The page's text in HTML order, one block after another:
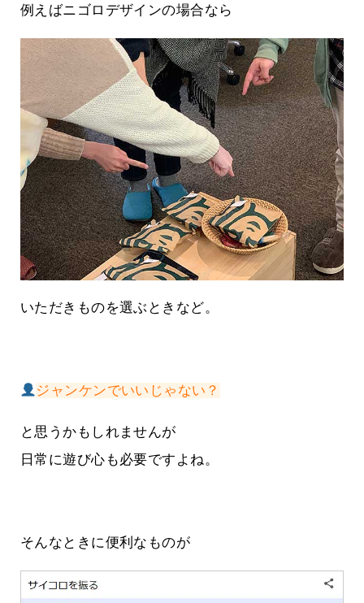
例えばニゴロデザインの場合なら
いただきものを選ぶときなど。
ジャンケンでいいじゃない？
と思うかもしれませんが
日常に遊び心も必要ですよね。
そんなときに便利なものが